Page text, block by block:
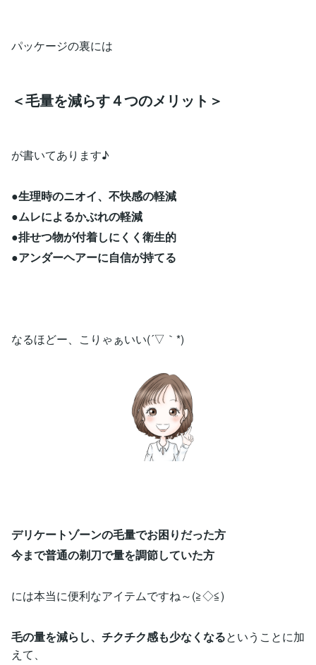
パッケージの裏には
＜毛量を減らす４つのメリット＞
が書いてあります♪
●生理時のニオイ、不快感の軽減
●ムレによるかぶれの軽減
●排せつ物が付着しにくく衛生的
●アンダーヘアーに自信が持てる
なるほどー、こりゃぁいい(´▽｀*)
デリケートゾーンの毛量でお困りだった方
今まで普通の剃刀で量を調節していた方
には本当に便利なアイテムですね～(≧◇≦)
毛の量を減らし、チクチク感も少なくなるということに加
えて、